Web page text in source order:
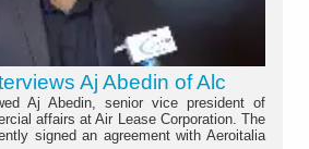
Aj Abedin of Alc
Aj Abedin, senior vice president of
affairs at Air Lease Corporation. The
signed an agreement with Aeroitalia